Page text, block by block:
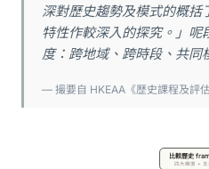
深對歷史趨勢及模式的概括
特性作較深入的探究。」呢
度：跨地域、跨時段、共同
— 撮要自 HKEAA《歷史課程及評
比較歷史
四大維度 + 五